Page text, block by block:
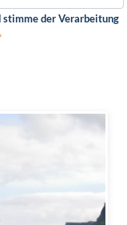
stimme der Verarbeitung